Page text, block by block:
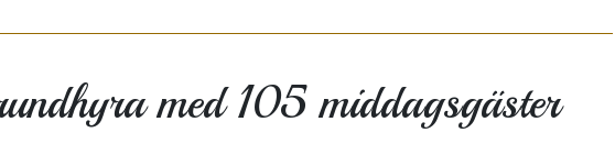
med 105 middagsgäster